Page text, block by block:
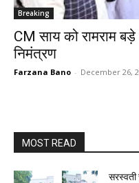
Breaking
CM साय को रामराम
निमंत्रण
Farzana Bano - December 26,
MOST READ
सरस्वती